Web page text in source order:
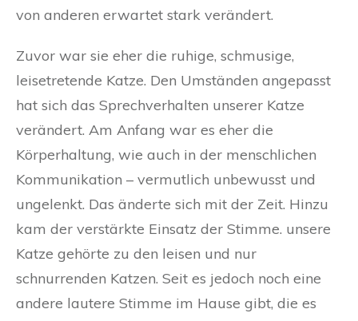
von anderen erwartet stark verändert.
Zuvor war sie eher die ruhige, schmusige,
leisetretende Katze. Den Umständen angepasst
hat sich das Sprechverhalten unserer Katze
verändert. Am Anfang war es eher die
Körperhaltung, wie auch in der menschlichen
Kommunikation – vermutlich unbewusst und
ungelenkt. Das änderte sich mit der Zeit. Hinzu
kam der verstärkte Einsatz der Stimme. unsere
Katze gehörte zu den leisen und nur
schnurrenden Katzen. Seit es jedoch noch eine
andere lautere Stimme im Hause gibt, die es